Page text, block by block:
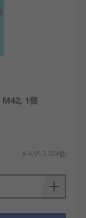
M42, 1個
￥4,912.00/個